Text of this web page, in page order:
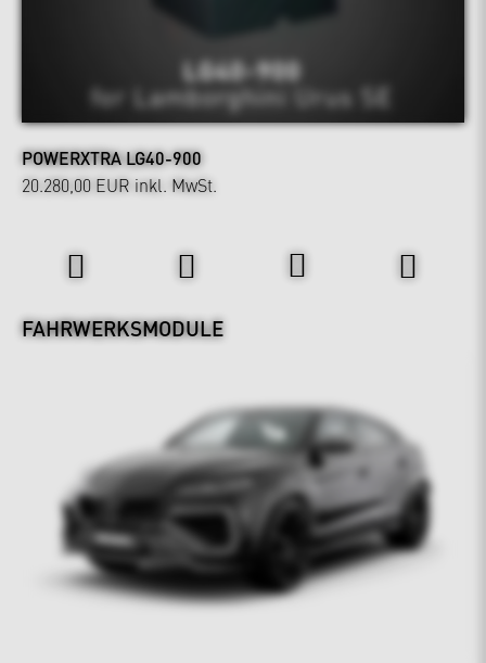
POWERXTRA LG40-900
20.280,00 EUR inkl. MwSt.
FAHRWERKSMODULE